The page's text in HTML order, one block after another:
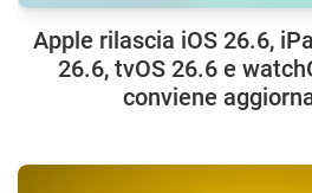
Apple rilascia iOS 26.6,
26.6, tvOS 26.6 e
conviene